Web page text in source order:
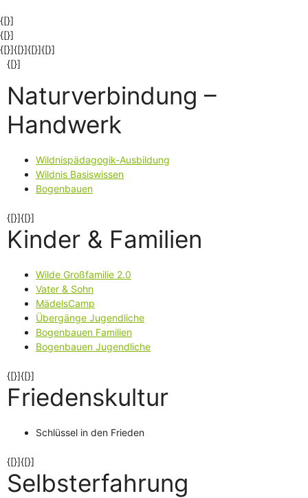
{[}]
{[}]
{[}]{[}]{[}]{[}]
{[}]
Naturverbindung –
Handwerk
Wildnispädagogik-Ausbildung
Wildnis Basiswissen
Bogenbauen
{[}]{[}]
Kinder & Familien
Wilde Großfamilie 2.0
Vater & Sohn
MädelsCamp
Übergänge Jugendliche
Bogenbauen Familien
Bogenbauen Jugendliche
{[}]{[}]
Friedenskultur
Schlüssel in den Frieden
{[}]{[}]
Selbsterfahrung